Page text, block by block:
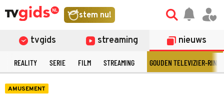
stem nu!
tvgids streaming nieuws
REALITY SERIE FILM STREAMING GOUDEN TELEVIZIER-RING
AMUSEMENT